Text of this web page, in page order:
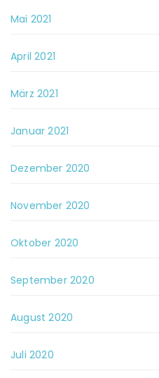
Mai 2021
April 2021
März 2021
Januar 2021
Dezember 2020
November 2020
Oktober 2020
September 2020
August 2020
Juli 2020